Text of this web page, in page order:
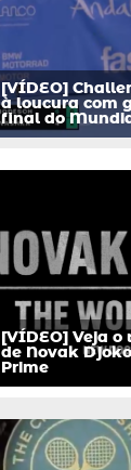
[VÍDEO]
à loucura com
final do
[VÍDEO] Veja
de Novak
Prime